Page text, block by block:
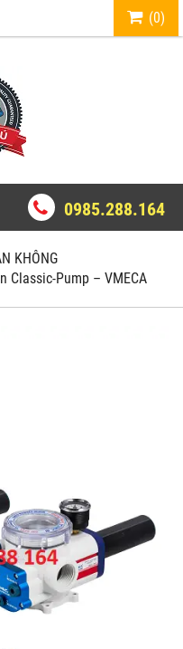
(0)
0985.288.164
KHÔNG
Classic-Pump – VMECA